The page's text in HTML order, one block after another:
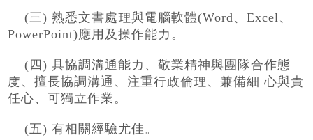
(三) 熟悉文書處理與電腦軟體(Word、Excel、
PowerPoint)應用及操作能力。
(四) 具協調溝通能力、敬業精神與團隊合作態
度、擅長協調溝通、注重行政倫理、兼備細 心與責
任心、可獨立作業。
(五) 有相關經驗尤佳。